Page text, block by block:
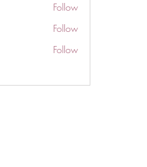
Follow
Follow
Follow